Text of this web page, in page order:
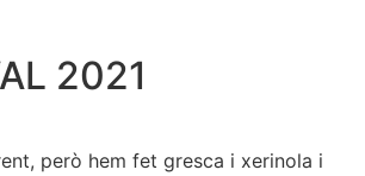
2021
però hem fet gresca i xerinola i